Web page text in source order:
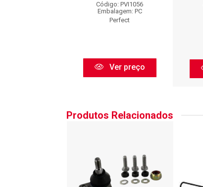
Código: PVI1056
Embalagem: PC
Perfect
Ver preço
Produtos Relacionados